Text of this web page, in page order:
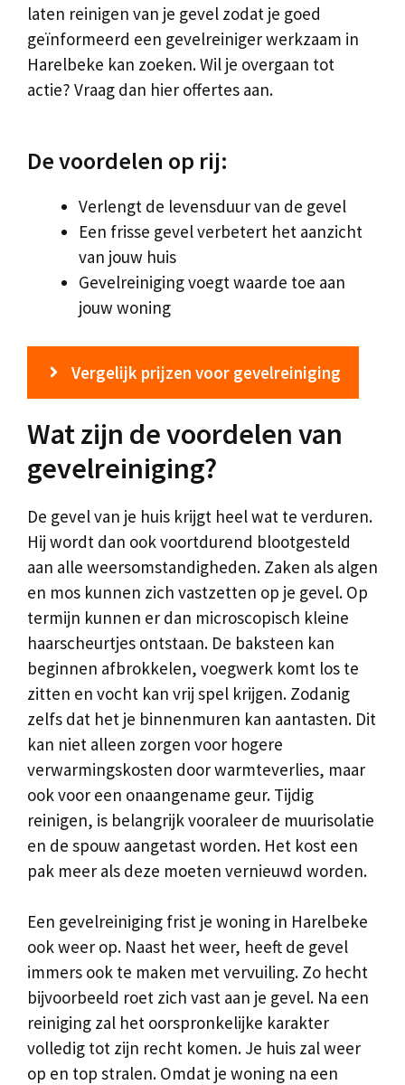
laten reinigen van je gevel zodat je goed
geïnformeerd een gevelreiniger werkzaam in
Harelbeke kan zoeken. Wil je overgaan tot
actie? Vraag dan hier offertes aan.
De voordelen op rij:
Verlengt de levensduur van de gevel
Een frisse gevel verbetert het aanzicht
van jouw huis
Gevelreiniging voegt waarde toe aan
jouw woning
Vergelijk prijzen voor gevelreiniging
Wat zijn de voordelen van
gevelreiniging?
De gevel van je huis krijgt heel wat te verduren.
Hij wordt dan ook voortdurend blootgesteld
aan alle weersomstandigheden. Zaken als algen
en mos kunnen zich vastzetten op je gevel. Op
termijn kunnen er dan microscopisch kleine
haarscheurtjes ontstaan. De baksteen kan
beginnen afbrokkelen, voegwerk komt los te
zitten en vocht kan vrij spel krijgen. Zodanig
zelfs dat het je binnenmuren kan aantasten. Dit
kan niet alleen zorgen voor hogere
verwarmingskosten door warmteverlies, maar
ook voor een onaangename geur. Tijdig
reinigen, is belangrijk vooraleer de muurisolatie
en de spouw aangetast worden. Het kost een
pak meer als deze moeten vernieuwd worden.
Een gevelreiniging frist je woning in Harelbeke
ook weer op. Naast het weer, heeft de gevel
immers ook te maken met vervuiling. Zo hecht
bijvoorbeeld roet zich vast aan je gevel. Na een
reiniging zal het oorspronkelijke karakter
volledig tot zijn recht komen. Je huis zal weer
op en top stralen. Omdat je woning na een